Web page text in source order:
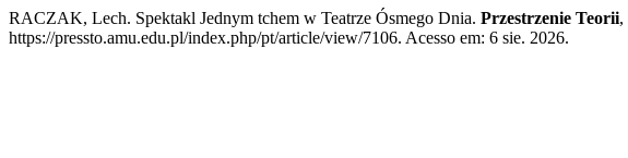
RACZAK, Lech. Spektakl Jednym tchem w Teatrze Ósmego Dnia. Przestrzenie Teorii,
https://pressto.amu.edu.pl/index.php/pt/article/view/7106. Acesso em: 6 sie. 2026.